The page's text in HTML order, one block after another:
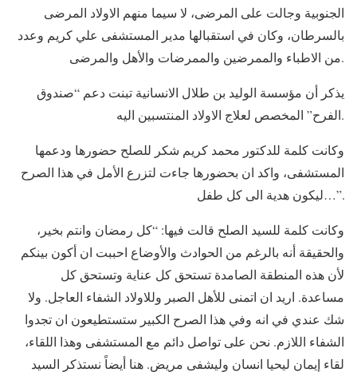
الجنوبية وجالت على المرضى، لا سيما منهم الاولاد المرضى
بالسرطان، وكان في استقبالها مدير المستشفى علي كريم وعدد
من الاطباء والممرضين والممرضات والأهل والمرضى.
يذكر أن مؤسسة الوليد بن طلال الانسانية تبنت دعم “صندوق
الفرح” المخصص لعلاج الاولاد المنتسبين اليه.
وكانت كلمة للدكتور محمد كريم شكر للصلح حضورها ودعمها
المستشفى، واكد ان بحضورها جاءت لتزرع الأمل في هذا الصرح
ليكون هدية الى كل طفل…”.
وكانت كلمة للسيد الصلح قالت فيها: “كل رمضان وانتم بخير،
والحقيقة أنه بالرغم من الحوادث والأوضاع احببت ان أكون بينكم
لأن هذه المنطقة الصامدة تستحق كل عناية وتستحق كل
مساعدة. اريد ان اتمنى للأهل الصبر وللاولاد الشفاء العاجل. ولا
شك عندي في انه وفي هذا الصرح الكبير ستستطيعون ان تجدوا
الشفاء اللازم. نحن على تواصل دائم مع المستشفى وهذا اللقاء،
لقاء إيمان ليحيا انسان وليشفى مريض. هنا أيضاً نستذكر السيد